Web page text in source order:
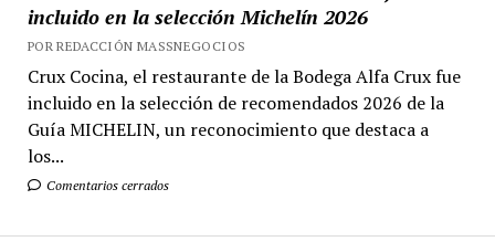
incluido en la selección Michelín 2026
POR REDACCIÓN MASSNEGOCIOS
Crux Cocina, el restaurante de la Bodega Alfa Crux fue
incluido en la selección de recomendados 2026 de la
Guía MICHELIN, un reconocimiento que destaca a
los...
Comentarios cerrados